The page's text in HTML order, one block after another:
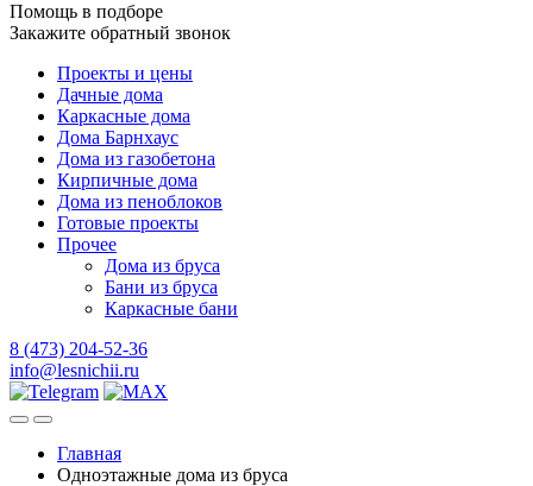
Помощь в подборе
Закажите обратный звонок
Проекты и цены
Дачные дома
Каркасные дома
Дома Барнхаус
Дома из газобетона
Кирпичные дома
Дома из пеноблоков
Готовые проекты
Прочее
Дома из бруса
Бани из бруса
Каркасные бани
8 (473) 204-52-36
info@lesnichii.ru
Главная
Одноэтажные дома из бруса